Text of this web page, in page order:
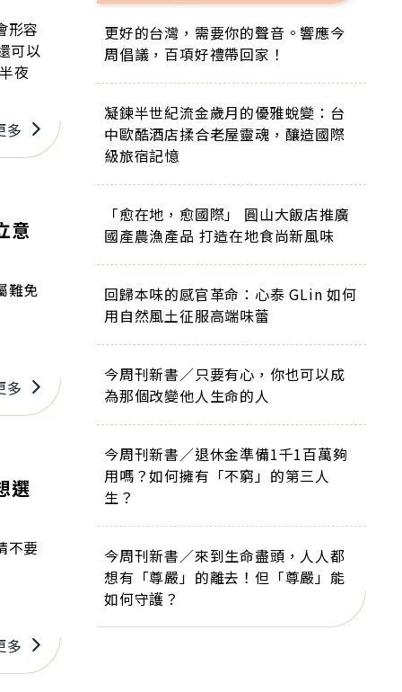
形容
可以
夜
多
意
難免
多
選
不要
多
更好的台灣，需要你的聲音。響應今
周倡議，百項好禮帶回家！
凝鍊半世紀流金歲月的優雅蛻變：台
中歐酷酒店揉合老屋靈魂，釀造國際
級旅宿記憶
「愈在地，愈國際」 圓山大飯店推廣
國產農漁產品 打造在地食尚新風味
回歸本味的感官革命：心泰 GLin 如何
用自然風土征服高端味蕾
今周刊新書／只要有心，你也可以成
為那個改變他人生命的人
今周刊新書／退休金準備1千1百萬夠
用嗎？如何擁有「不窮」的第三人
生？
今周刊新書／來到生命盡頭，人人都
想有「尊嚴」的離去！但「尊嚴」能
如何守護？